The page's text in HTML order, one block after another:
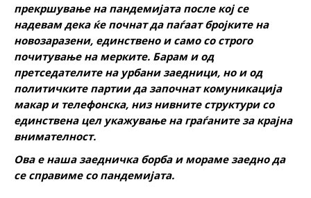
прекршување на пандемијата после кој се
надевам дека ќе почнат да паѓаат бројките на
новозаразени, единствено и само со строго
почитување на мерките. Барам и од
претседателите на урбани заедници, но и од
политичките партии да започнат комуникација
макар и телефонска, низ нивните структури со
единствена цел укажување на граѓаните за крајна
внимателност.
Ова е наша заедничка борба и мораме заедно да
се справиме со пандемијата.